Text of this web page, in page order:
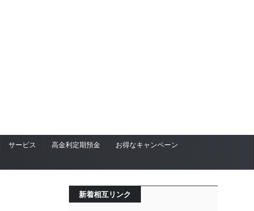
サービス 高金利定期預金
お得なキャンペーン
新着相互リンク